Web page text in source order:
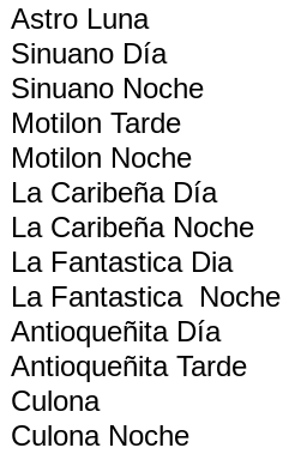
Astro Luna
Sinuano Día
Sinuano Noche
Motilon Tarde
Motilon Noche
La Caribeña Día
La Caribeña Noche
La Fantastica Dia
La Fantastica Noche
Antioqueñita Día
Antioqueñita Tarde
Culona
Culona Noche